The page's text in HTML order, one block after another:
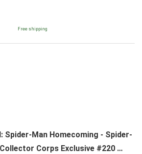
Free shipping
Spider-Man Homecoming - Spider-
Corps Exclusive #220 …